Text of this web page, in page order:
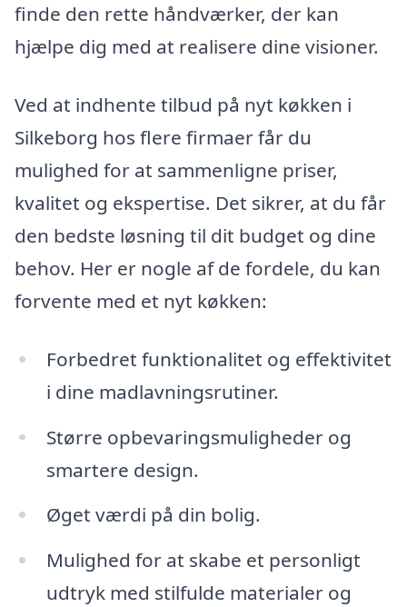
finde den rette håndværker, der kan
hjælpe dig med at realisere dine visioner.
Ved at indhente tilbud på nyt køkken i
Silkeborg hos flere firmaer får du
mulighed for at sammenligne priser,
kvalitet og ekspertise. Det sikrer, at du får
den bedste løsning til dit budget og dine
behov. Her er nogle af de fordele, du kan
forvente med et nyt køkken:
Forbedret funktionalitet og effektivitet
i dine madlavningsrutiner.
Større opbevaringsmuligheder og
smartere design.
Øget værdi på din bolig.
Mulighed for at skabe et personligt
udtryk med stilfulde materialer og